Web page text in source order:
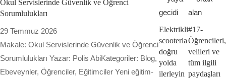
Okul Servislerinde Güvenlik ve Öğrenci
Sorumlulukları
29 Temmuz 2026
Makale: Okul Servislerinde Güvenlik ve Öğrenci
Sorumlulukları Yazar: Polis AbiKategoriler: Blog,
Ebeveynler, Öğrenciler, Eğitimciler Yeni eğitim-
Elektrikli
scooterla
doğru
yolda
ilerleyin
#17-
Öğrencileri,
velileri ve
tüm ilgili
paydaşları